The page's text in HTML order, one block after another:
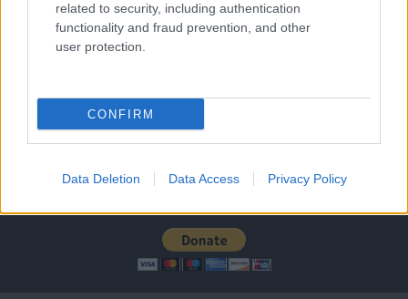
related to security, including authentication
functionality and fraud prevention, and other
user protection.
CONFIRM
Data Deletion Data Access Privacy Policy
AC MilanvsManchester United2026-08-15 18:00
Támogatás
a ManUtdFanatics.hu működését!